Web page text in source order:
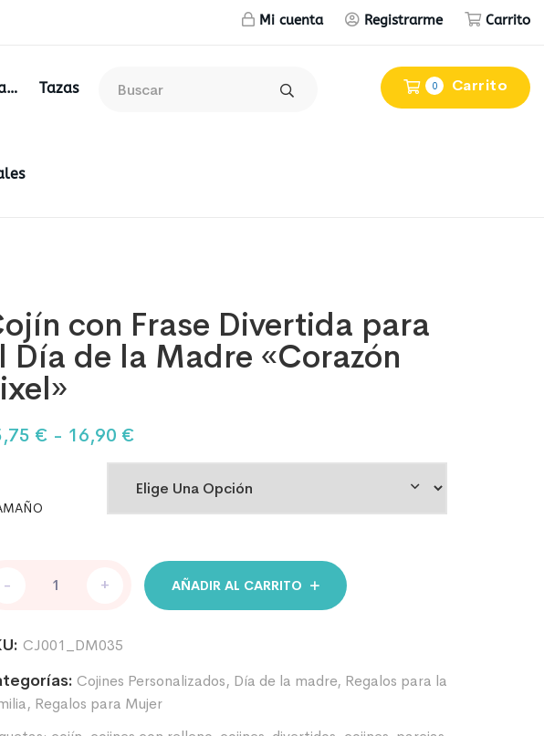
Mi cuenta Registrarme Carrito
0 Carrito
Tazas
con Frase Divertida para
Día de la Madre «Corazón
€ - 16,90 €
- + AÑADIR AL CARRITO
CJ001_DM035
Cojines Personalizados, Día de la madre, Regalos para la
, Regalos para Mujer